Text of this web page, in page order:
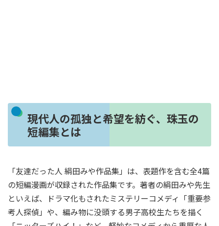
現代人の孤独と希望を紡ぐ、珠玉の
短編集とは
「友達だった人 絹田みや作品集」は、表題作を含む全4篇
の短編漫画が収録された作品集です。著者の絹田みや先生
といえば、ドラマ化もされたミステリーコメディ「重要参
考人探偵」や、編み物に没頭する男子高校生たちを描く